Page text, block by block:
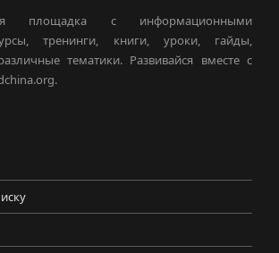
площадка с информационными
тренинги, книги, уроки, гайды,
тематики. Развивайся вместе с